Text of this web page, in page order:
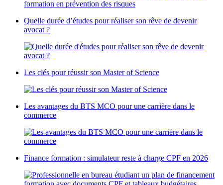
Quelle durée d’études pour réaliser son rêve de devenir
avocat ?
Les clés pour réussir son Master of Science
Les avantages du BTS MCO pour une carrière dans le
commerce
Finance formation : simulateur reste à charge CPF en 2026